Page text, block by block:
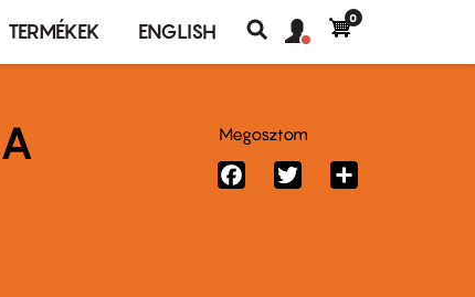
TERMÉKEK ENGLISH
Keresés
fiók
Felhasználói
0
Megosztom
FacebookTwitter